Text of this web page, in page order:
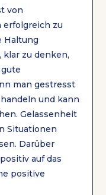
von
erfolgreich zu
Haltung
zu denken,
man gestresst
und kann
Gelassenheit
Situationen
Darüber
auf das
positive